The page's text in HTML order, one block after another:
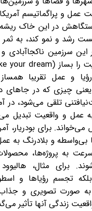
عمل و پراگماتیسم
در این خاک ریشه
رشد و نمو کند، به
این سرزمین ناکجاآبادی
رؤیا و عمل تقریبا
یعنی چیزی که در جاهای
تلقی می‌شود، در
عمل و واقعیت تبدیل
می‌خواند. برای بودریار،
و بلادرنگ به
به پروژه‌ها،
برای مثال،
تجسم رؤیاها و
صورت تصویری و
زندگی آنها تأثیر